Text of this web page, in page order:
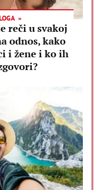
reči u svakoj
odnos, kako
i žene i ko ih